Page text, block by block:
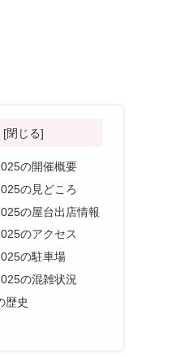
の開催概要
の見どころ
の屋台出店情報
のアクセス
の駐車場
の混雑状況
歴史